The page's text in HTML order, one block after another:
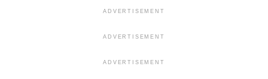
ADVERTISEMENT
ADVERTISEMENT
ADVERTISEMENT